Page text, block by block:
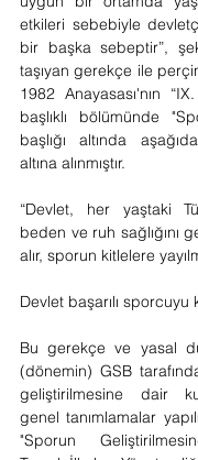
etkileri sebebiyle
bir başka sebeptir”,
taşıyan gerekçe ile
1982 Anayasası'nın
başlıklı bölümünde
başlığı altında
altına alınmıştır.
“Devlet, her yaştaki
beden ve ruh sağlığını
alır, sporun kitlelere
Devlet başarılı sporcuyu
Bu gerekçe ve yasal
(dönemin) GSB
geliştirilmesine dair
genel tanımlamalar
"Sporun